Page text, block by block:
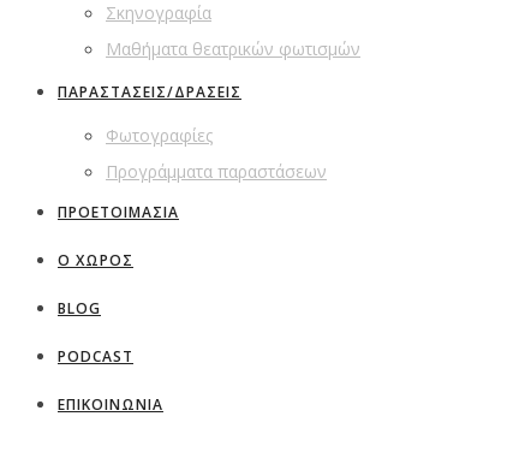
Σκηνογραφία
Μαθήματα θεατρικών φωτισμών
ΠΑΡΑΣΤΑΣΕΙΣ/ΔΡΑΣΕΙΣ
Φωτογραφίες
Προγράμματα παραστάσεων
ΠΡΟΕΤΟΙΜΑΣΙΑ
Ο ΧΩΡΟΣ
BLOG
PODCAST
ΕΠΙΚΟΙΝΩΝΙΑ